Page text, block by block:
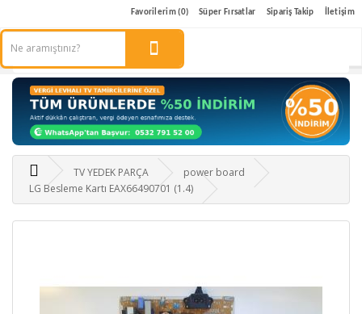
Favorilerim (0) Süper Fırsatlar Sipariş Takip İletişim
TV YEDEK PARÇA
power board
LG Besleme Kartı EAX66490701 (1.4)